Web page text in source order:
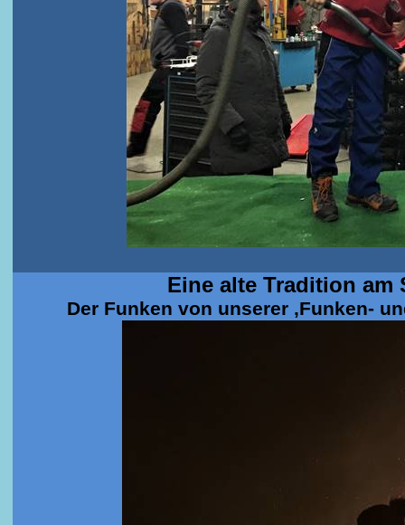
Eine alte Tradition
Der Funken von unserer ‚Funken-